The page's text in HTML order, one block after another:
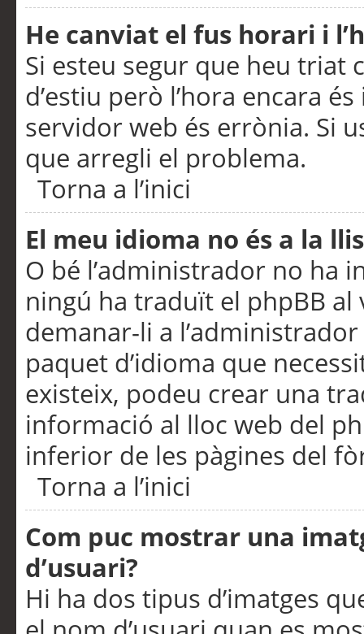
He canviat el fus horari i
Si esteu segur que heu triat
d’estiu però l’hora encara
servidor web és errònia. Si
que arregli el problema.
Torna a l’inici
El meu idioma no és a la
O bé l’administrador no ha
ningú ha traduït el phpBB
demanar-li a
paquet d’idioma que
existeix, podeu crear una
informació al lloc web del
inferior de les pàgines del
Torna a l’inici
Com puc mostrar una
d’usuari?
Hi ha dos tipus d’imatges